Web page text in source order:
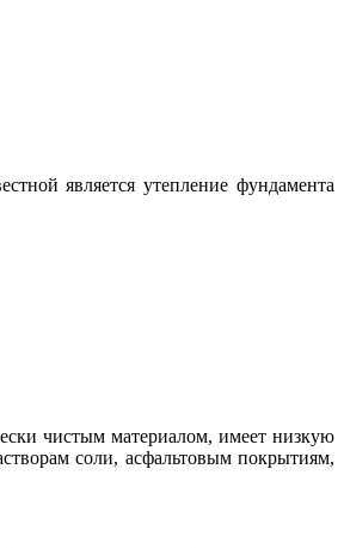
является утепление фундамента
чистым материалом, имеет низкую
соли, асфальтовым покрытиям,